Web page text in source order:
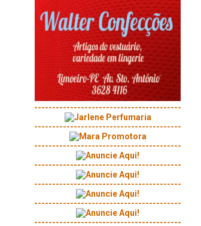
-----------------------------------------
-----------------------------------------
-----------------------------------------
-----------------------------------------
-----------------------------------------
-----------------------------------------
-----------------------------------------